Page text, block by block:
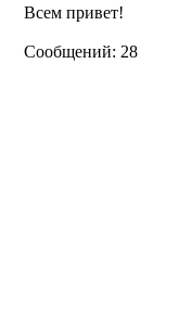
Всем привет!
Сообщений: 28